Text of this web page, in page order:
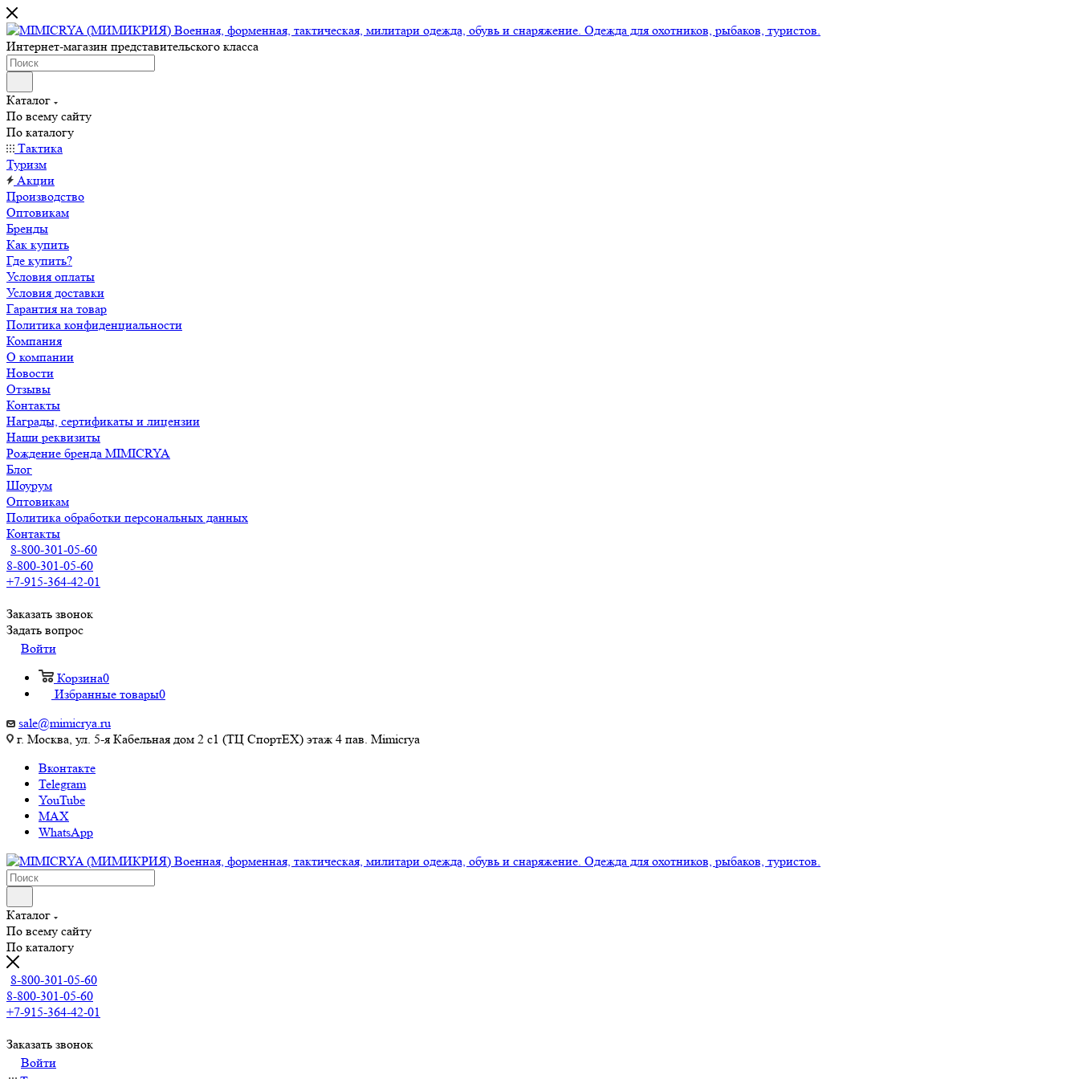
Интернет-магазин представительского класса
Каталог
По всему сайту
По каталогу
Тактика
Туризм
Акции
Производство
Оптовикам
Бренды
Как купить
Где купить?
Условия оплаты
Условия доставки
Гарантия на товар
Политика конфиденциальности
Компания
О компании
Новости
Отзывы
Контакты
Награды, сертификаты и лицензии
Наши реквизиты
Рождение бренда MIMICRYA
Блог
Шоурум
Оптовикам
Политика обработки персональных данных
Контакты
8-800-301-05-60
8-800-301-05-60
+7-915-364-42-01
Заказать звонок
Задать вопрос
Войти
Корзина0
Избранные товары0
sale@mimicrya.ru
г. Москва, ул. 5-я Кабельная дом 2 с1 (ТЦ СпортEX) этаж 4 пав. Mimicrya
Вконтакте
Telegram
YouTube
MAX
WhatsApp
Каталог
По всему сайту
По каталогу
8-800-301-05-60
8-800-301-05-60
+7-915-364-42-01
Заказать звонок
Войти